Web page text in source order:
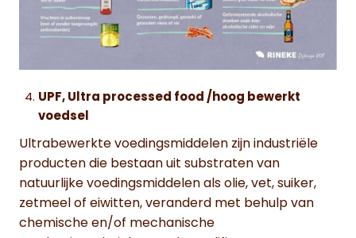
UPF, Ultra processed food /hoog bewerkt
voedsel
Ultrabewerkte voedingsmiddelen zijn industriële
producten die bestaan uit substraten van
natuurlijke voedingsmiddelen als olie, vet, suiker,
zetmeel of eiwitten, veranderd met behulp van
chemische en/of mechanische